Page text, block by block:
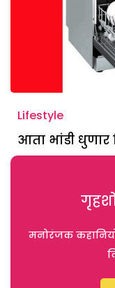
Lifestyle
आता भांडी धुणार
मनोरंजक